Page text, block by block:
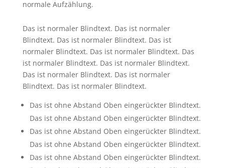
normale Aufzählung.
Das ist normaler Blindtext. Das ist normaler
Blindtext. Das ist normaler Blindtext. Das ist
normaler Blindtext. Das ist normaler Blindtext. Das
ist normaler Blindtext. Das ist normaler Blindtext.
Das ist normaler Blindtext. Das ist normaler
Blindtext. Das ist normaler Blindtext.
Das ist ohne Abstand Oben eingerückter Blindtext.
Das ist ohne Abstand Oben eingerückter Blindtext.
Das ist ohne Abstand Oben eingerückter Blindtext.
Das ist ohne Abstand Oben eingerückter Blindtext.
Das ist ohne Abstand Oben eingerückter Blindtext.